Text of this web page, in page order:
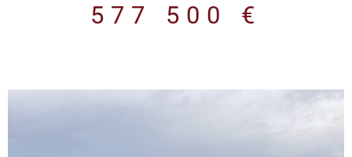
sectionnelle, permet aussi de stocker, préparer des commandes
les salariés.
577 500 €